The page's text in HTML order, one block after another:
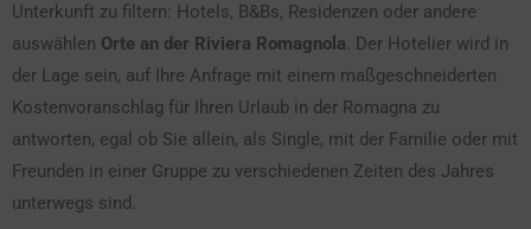
Unterkunft zu filtern: Hotels, B&Bs, Residenzen oder andere
auswählen Orte an der Riviera Romagnola. Der Hotelier wird in
der Lage sein, auf Ihre Anfrage mit einem maßgeschneiderten
Kostenvoranschlag für Ihren Urlaub in der Romagna zu
antworten, egal ob Sie allein, als Single, mit der Familie oder mit
Freunden in einer Gruppe zu verschiedenen Zeiten des Jahres
unterwegs sind.